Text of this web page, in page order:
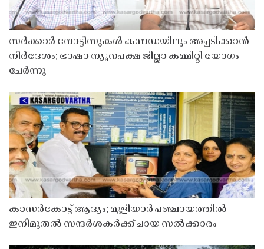
സർക്കാർ നോട്ടീസുകൾ കന്നഡയിലും അച്ചടിക്കാൻ
നിർദേശം; ഭാഷാ ന്യൂനപക്ഷ ജില്ലാ കമ്മിറ്റി യോഗം
ചേർന്നു
കാസർകോട്ട് ആദ്യം; മുളിയാർ പഞ്ചായത്തിൽ
ഇനിമുതൽ സന്ദർശകർക്ക് ചായ സൽക്കാരം